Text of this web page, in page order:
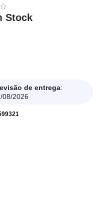
Stock
de entrega:
08/2026